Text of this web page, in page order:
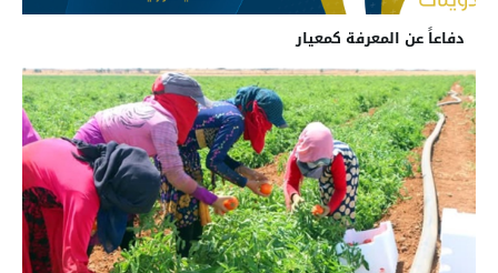
دفاعاً عن المعرفة كمعيار